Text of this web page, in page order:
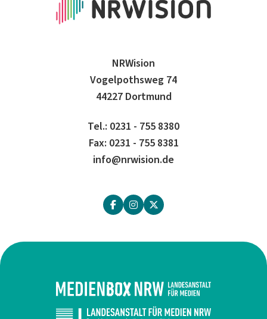
NRWision
Vogelpothsweg 74
44227 Dortmund
Tel.: 0231 - 755 8380
Fax: 0231 - 755 8381
info@nrwision.de